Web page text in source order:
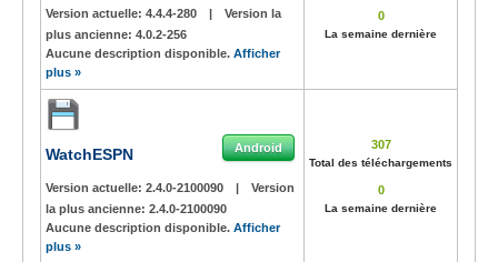
Version actuelle: 4.4.4-280 |
Version la
plus ancienne: 4.0.2-256
Aucune description disponible. Afficher
plus »
0
La semaine dernière
WatchESPN Android
Version actuelle: 2.4.0-2100090 |
Version
la plus ancienne: 2.4.0-2100090
Aucune description disponible. Afficher
plus »
307
Total des téléchargements
0
La semaine dernière